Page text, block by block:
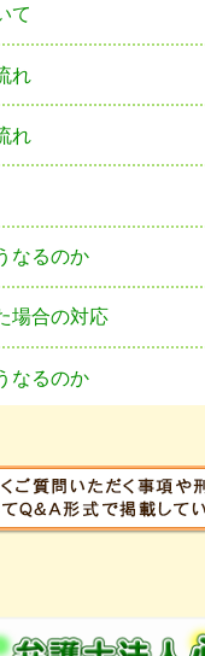
て
れ
れ
なるのか
場合の対応
なるのか